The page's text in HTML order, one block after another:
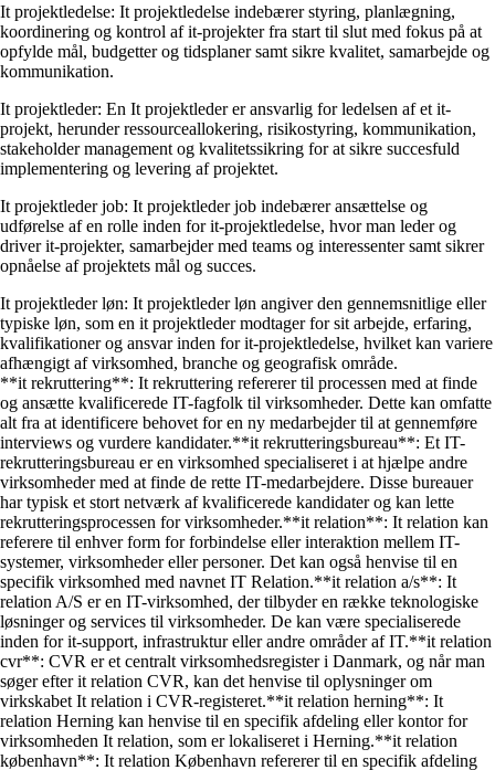
It projektledelse: It projektledelse indebærer styring, planlægning,
koordinering og kontrol af it-projekter fra start til slut med fokus på at
opfylde mål, budgetter og tidsplaner samt sikre kvalitet, samarbejde og
kommunikation.
It projektleder: En It projektleder er ansvarlig for ledelsen af et it-
projekt, herunder ressourceallokering, risikostyring, kommunikation,
stakeholder management og kvalitetssikring for at sikre succesfuld
implementering og levering af projektet.
It projektleder job: It projektleder job indebærer ansættelse og
udførelse af en rolle inden for it-projektledelse, hvor man leder og
driver it-projekter, samarbejder med teams og interessenter samt sikrer
opnåelse af projektets mål og succes.
It projektleder løn: It projektleder løn angiver den gennemsnitlige eller
typiske løn, som en it projektleder modtager for sit arbejde, erfaring,
kvalifikationer og ansvar inden for it-projektledelse, hvilket kan variere
afhængigt af virksomhed, branche og geografisk område.
**it rekruttering**: It rekruttering refererer til processen med at finde
og ansætte kvalificerede IT-fagfolk til virksomheder. Dette kan omfatte
alt fra at identificere behovet for en ny medarbejder til at gennemføre
interviews og vurdere kandidater.**it rekrutteringsbureau**: Et IT-
rekrutteringsbureau er en virksomhed specialiseret i at hjælpe andre
virksomheder med at finde de rette IT-medarbejdere. Disse bureauer
har typisk et stort netværk af kvalificerede kandidater og kan lette
rekrutteringsprocessen for virksomheder.**it relation**: It relation kan
referere til enhver form for forbindelse eller interaktion mellem IT-
systemer, virksomheder eller personer. Det kan også henvise til en
specifik virksomhed med navnet IT Relation.**it relation a/s**: It
relation A/S er en IT-virksomhed, der tilbyder en række teknologiske
løsninger og services til virksomheder. De kan være specialiserede
inden for it-support, infrastruktur eller andre områder af IT.**it relation
cvr**: CVR er et centralt virksomhedsregister i Danmark, og når man
søger efter it relation CVR, kan det henvise til oplysninger om
virkskabet It relation i CVR-registeret.**it relation herning**: It
relation Herning kan henvise til en specifik afdeling eller kontor for
virksomheden It relation, som er lokaliseret i Herning.**it relation
københavn**: It relation København refererer til en specifik afdeling